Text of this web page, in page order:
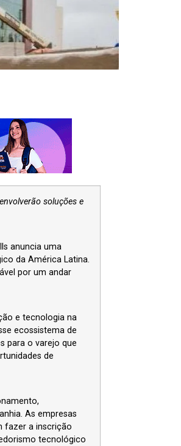
soluções e
anuncia uma
da América Latina.
por um andar
e tecnologia na
ecossistema de
para o varejo que
de
As empresas
fazer a inscrição
tecnológico